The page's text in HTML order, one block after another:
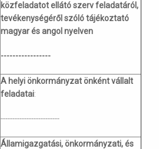
közfeladatot ellátó szerv feladatáról,
tevékenységéről szóló tájékoztató
magyar és angol nyelven
-----------------
A helyi önkormányzat önként vállalt
feladatai:
-------------------------
Államigazgatási, önkormányzati, és